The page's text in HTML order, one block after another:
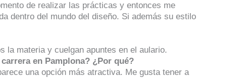
de realizar las prácticas y entonces me
dentro del mundo del diseño. Si además su estilo
la materia y cuelgan apuntes en el aulario.
en Pamplona? ¿Por qué?
una opción más atractiva. Me gusta tener a